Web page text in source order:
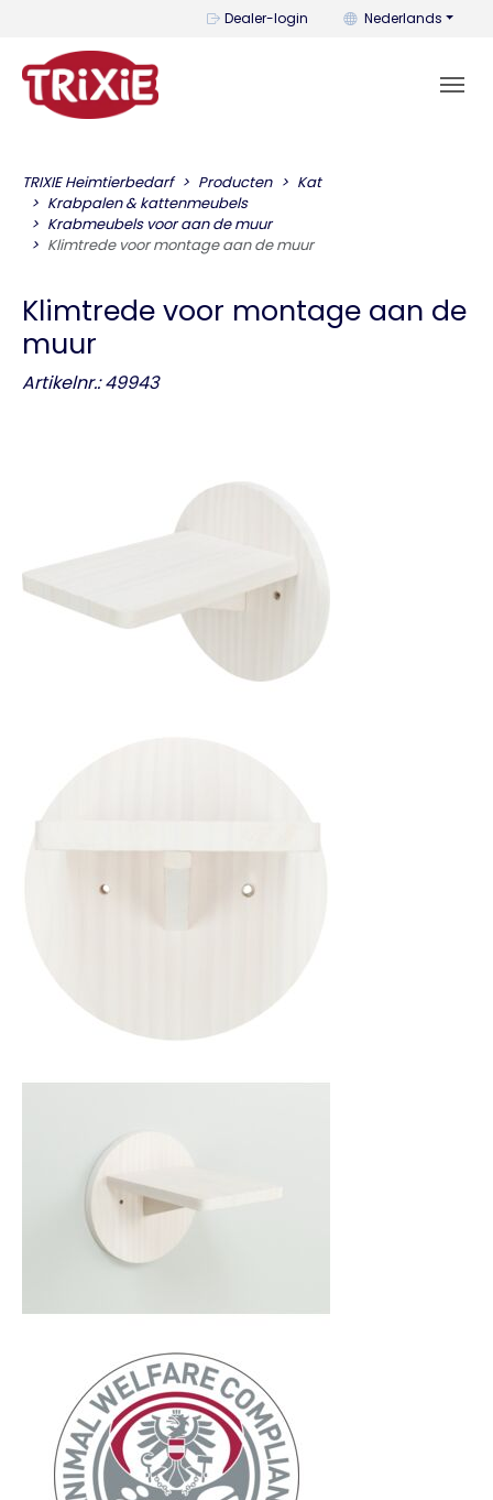
Dealer-login U kunt de taal
Nederlands
TRIXIE Heimtierbedarf Producten
Kat
Krabpalen & kattenmeubels
Krabmeubels voor aan de muur
Klimtrede voor montage aan de muur
Klimtrede voor montage aan de
muur
Artikelnr.: 49943